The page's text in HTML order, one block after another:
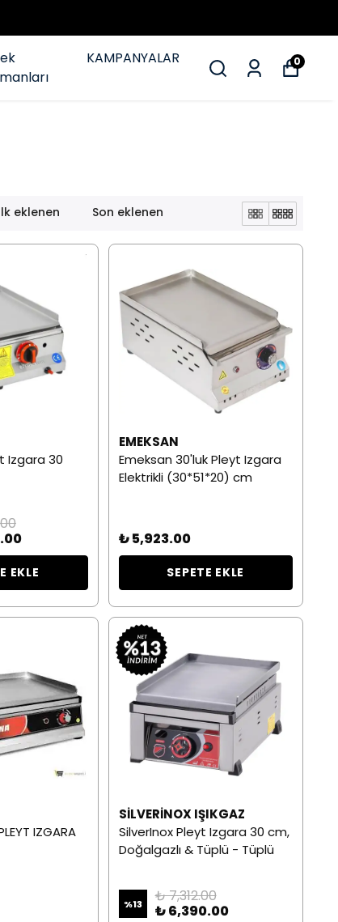
KAMPANYALAR 0
eklenen Son eklenen
Izgara 30
EKLE
EMEKSAN
Emeksan 30'luk Pleyt Izgara
Elektrikli (30*51*20) cm
₺ 5,923.00
SEPETE EKLE
IZGARA
SILVERINOX IŞIKGAZ
SilverInox Pleyt Izgara 30 cm,
Doğalgazlı & Tüplü - Tüplü
%13
₺ 7,312.00
₺ 6,390.00